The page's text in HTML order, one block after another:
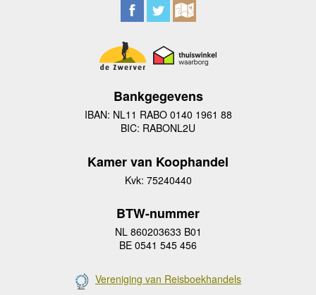
Bankgegevens
IBAN: NL11 RABO 0140 1961 88
BIC: RABONL2U
Kamer van Koophandel
Kvk: 75240440
BTW-nummer
NL 860203633 B01
BE 0541 545 456
Vereniging van Reisboekhandels